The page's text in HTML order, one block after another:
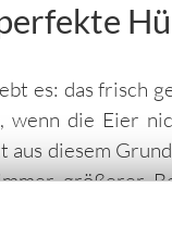
es: das frisch
wenn die Eier
diesem
größerer
fällt schwer!